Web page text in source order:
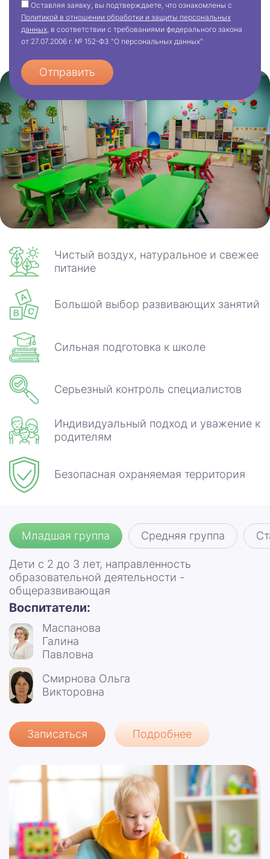
Чистый воздух, натуральное и свежее
питание
Большой выбор развивающих занятий
Сильная подготовка к школе
Серьезный контроль специалистов
Индивидуальный подход и уважение к
родителям
Безопасная охраняемая территория
Оставляя заявку, вы подтверждаете, что ознакомлены с
Политикой в отношении обработки и защиты персональных
данных, в соответствии с требованиями федерального закона
от 27.07.2006 г. № 152-ФЗ "О персональных данных"
Отправить
Младшая группа Средняя группа
Дети с 2 до 3 лет, направленность
образовательной деятельности -
общеразвивающая
Воспитатели:
Маспанова
Галина
Павловна
Смирнова Ольга
Викторовна
Записаться Подробнее